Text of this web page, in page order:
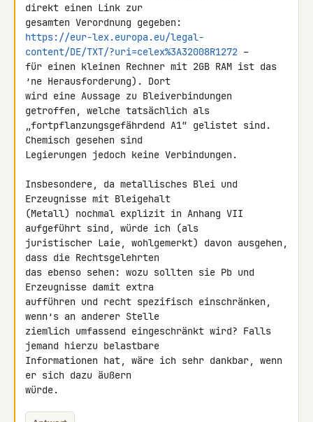
direkt einen Link zur
https://eur-lex.europa.eu/legal-
content/DE/TXT/?uri=celex%3A32008R1272 –
für einen kleinen Rechner mit 2GB RAM ist das
’ne Herausforderung). Dort
wird eine Aussage zu Bleiverbindungen
getroffen, welche tatsächlich als
„fortpflanzungsgefährdend A1“ gelistet sind.
Chemisch gesehen sind
Legierungen jedoch keine Verbindungen.
Insbesondere, da metallisches Blei und
Erzeugnisse mit Bleigehalt
(Metall) nochmal explizit in Anhang VII
aufgeführt sind, würde ich (als
juristischer Laie, wohlgemerkt) davon ausgehen,
dass die Rechtsgelehrten
das ebenso sehen: wozu sollten sie Pb und
Erzeugnisse damit extra
aufführen und recht spezifisch einschränken,
wenn’s an anderer Stelle
ziemlich umfassend eingeschränkt wird? Falls
jemand hierzu belastbare
Informationen hat, wäre ich sehr dankbar, wenn
er sich dazu äußern
würde.